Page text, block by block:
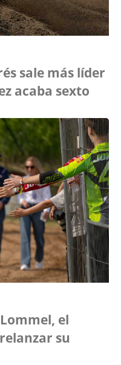
sale más líder
acaba sexto
el
su